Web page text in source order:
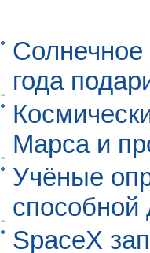
Солнечное
года
Марса и
Учёные
способной
SpaceX